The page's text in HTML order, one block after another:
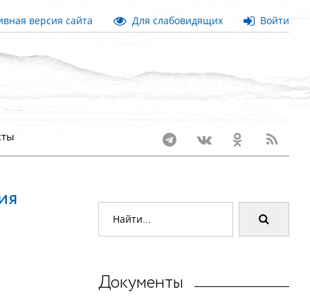
версия сайта Для слабовидящих Войти
Документы